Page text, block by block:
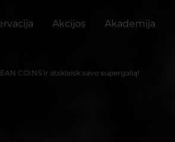
Akcijos Akademija
COINS ir atskleisk savo supergalią!